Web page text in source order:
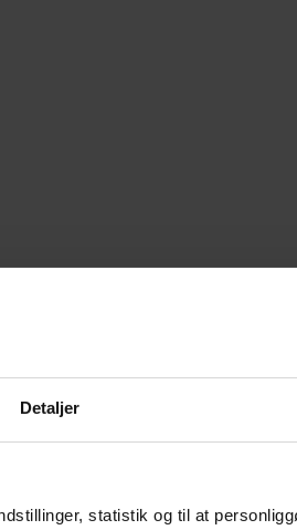
Detaljer
statistik og til at